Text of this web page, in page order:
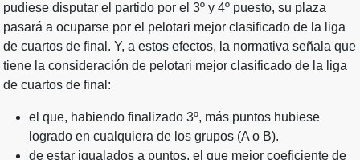
pudiese disputar el partido por el 3º y 4º puesto, su plaza
pasará a ocuparse por el pelotari mejor clasificado de la liga
de cuartos de final. Y, a estos efectos, la normativa señala que
tiene la consideración de pelotari mejor clasificado de la liga
de cuartos de final:
el que, habiendo finalizado 3º, más puntos hubiese
logrado en cualquiera de los grupos (A o B).
de estar igualados a puntos, el que mejor coeficiente de